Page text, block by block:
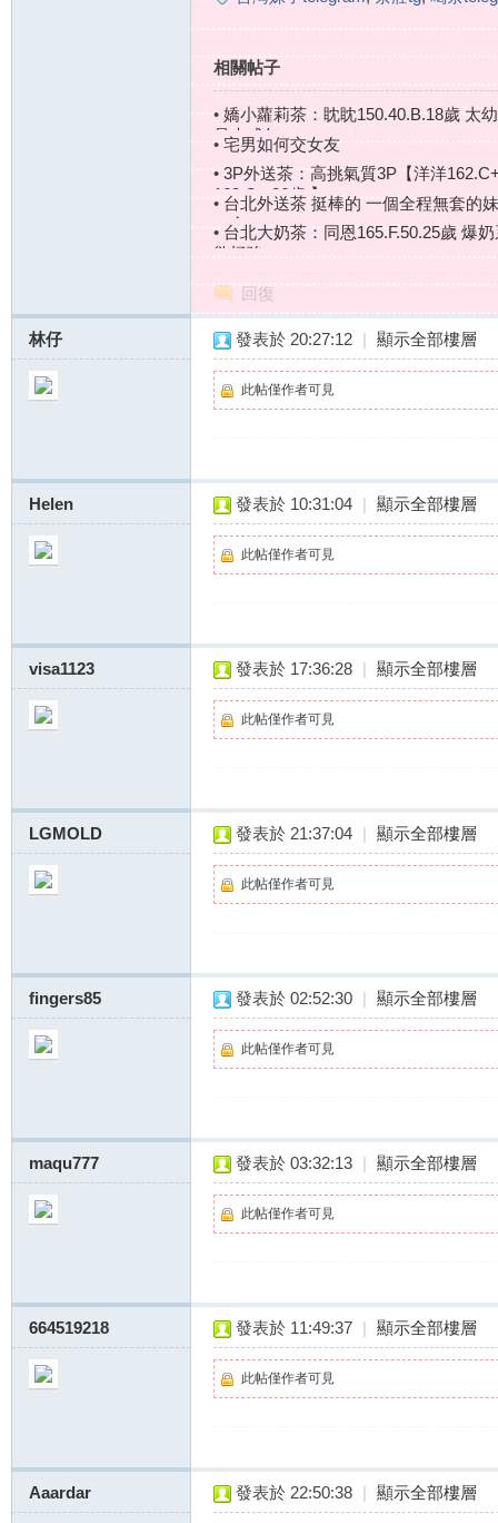
相關帖子
• 嬌小蘿莉茶：眈眈150.40.B.18歲 太
是未成年
• 宅男如何交女友
• 3P外送茶：高挑氣質3P【洋洋
163.C+.26歲 】
• 台北外送茶 挺棒的 一個全程無套的
口交
• 台北大奶茶：同恩165.F.50.25歲 爆
慾極強...
回復
林仔 發表於 20:27:12 | 顯示全部樓層
此帖僅作者可見
Helen 發表於 10:31:04 | 顯示全部樓層
此帖僅作者可見
visa1123 發表於 17:36:28 | 顯示全部樓層
此帖僅作者可見
LGMOLD 發表於 21:37:04 | 顯示全部樓層
此帖僅作者可見
fingers85 發表於 02:52:30 | 顯示全部樓層
此帖僅作者可見
maqu777 發表於 03:32:13 | 顯示全部樓層
此帖僅作者可見
664519218 發表於 11:49:37 | 顯示全部樓層
此帖僅作者可見
Aaardar 發表於 22:50:38 | 顯示全部樓層